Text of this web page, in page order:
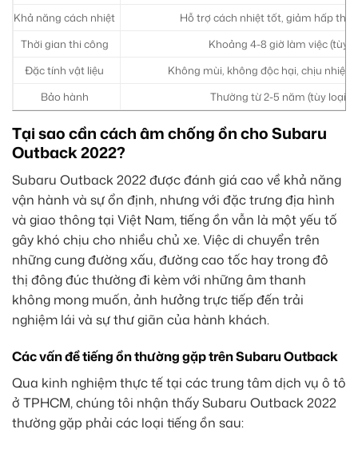
Khả năng cách nhiệt
Hỗ trợ cách nhiệt tốt, giảm hấp thụ
Thời gian thi công
Khoảng 4-8 giờ làm việc (tùy
Đặc tính vật liệu
Không mùi, không độc hại, chịu nhiệt
Bảo hành
Thường từ 2-5 năm (tùy loại
Tại sao cần cách âm chống ồn cho Subaru
Outback 2022?
Subaru Outback 2022 được đánh giá cao về khả năng
vận hành và sự ổn định, nhưng với đặc trưng địa hình
và giao thông tại Việt Nam, tiếng ồn vẫn là một yếu tố
gây khó chịu cho nhiều chủ xe. Việc di chuyển trên
những cung đường xấu, đường cao tốc hay trong đô
thị đông đúc thường đi kèm với những âm thanh
không mong muốn, ảnh hưởng trực tiếp đến trải
nghiệm lái và sự thư giãn của hành khách.
Các vấn đề tiếng ồn thường gặp trên Subaru Outback
Qua kinh nghiệm thực tế tại các trung tâm dịch vụ ô tô
ở TPHCM, chúng tôi nhận thấy Subaru Outback 2022
thường gặp phải các loại tiếng ồn sau: